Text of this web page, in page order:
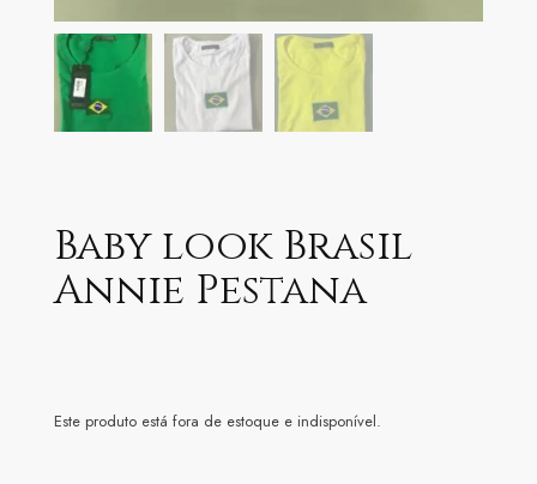
Baby look Brasil
Annie Pestana
Este produto está fora de estoque e indisponível.